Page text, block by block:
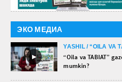
ЭКО МЕДИА
►
YASHIL / “OILA VA
“Oila va TABIAT”
mumkin?